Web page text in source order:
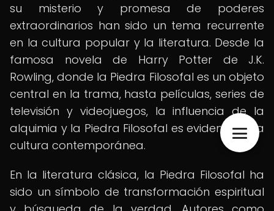
su misterio y promesa de poderes
extraordinarios han sido un tema recurrente
en la cultura popular y la literatura. Desde la
famosa novela de Harry Potter de J.K.
Rowling, donde la Piedra Filosofal es un objeto
central en la trama, hasta películas, series de
televisión y videojuegos, la influencia de la
alquimia y la Piedra Filosofal es evidente en la
cultura contemporánea.
En la literatura clásica, la Piedra Filosofal ha
sido un símbolo de transformación espiritual